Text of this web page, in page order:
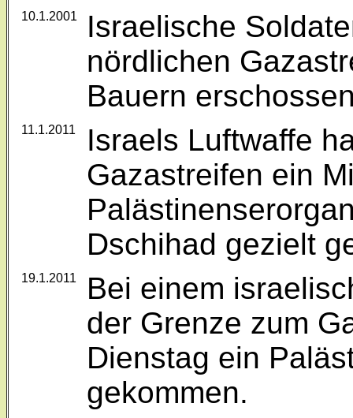
10.1.2001
Israelische
nördlichen
Bauern
11.1.2011
Israels Luftwaffe
Gazastreifen ein
Dschihad gezielt
19.1.2011
Bei einem
der Grenze zum
Dienstag ein
gekommen.